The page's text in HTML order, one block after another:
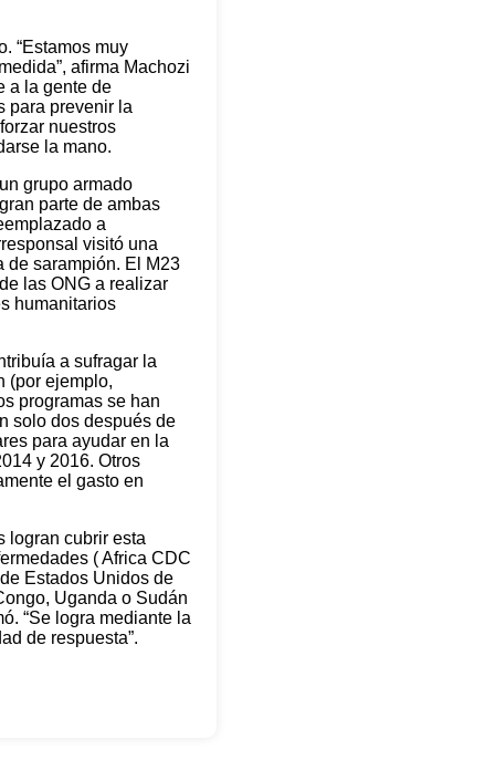
“Estamos muy
afirma Machozi
a la gente de
para prevenir la
nuestros
la mano.
grupo armado
parte de ambas
a
visitó una
de sarampión. El M23
las ONG a realizar
humanitarios
a sufragar la
(por ejemplo,
programas se han
solo dos después de
para ayudar en la
y 2016. Otros
el gasto en
logran cubrir esta
( Africa CDC
Estados Unidos de
Uganda o Sudán
“Se logra mediante la
de respuesta”.